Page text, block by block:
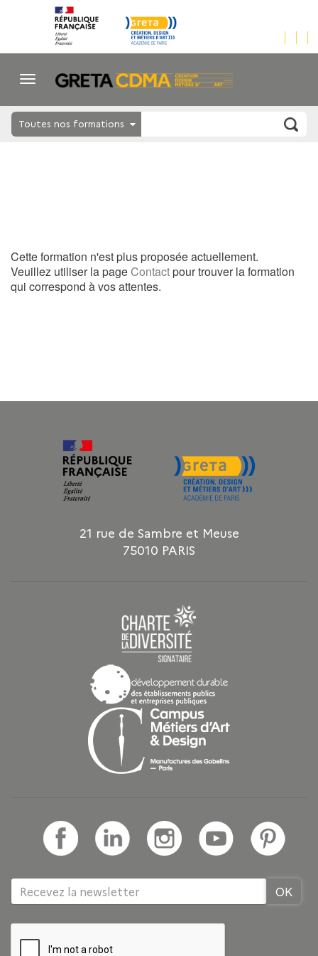
Toutes nos formations
Cette formation n'est plus proposée actuellement.
Veuillez utiliser la pageContactpour trouver la formation
qui correspond à vos attentes.
21 rue de Sambre et Meuse
75010 PARIS